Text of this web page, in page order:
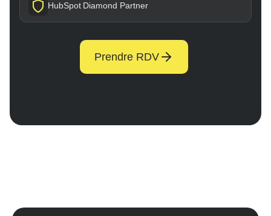
HubSpot Diamond Partner
Prendre RDV